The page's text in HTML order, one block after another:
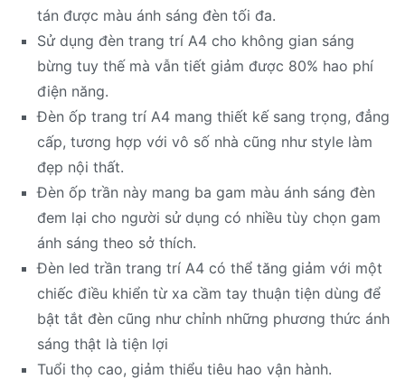
tán được màu ánh sáng đèn tối đa.
Sử dụng đèn trang trí A4 cho không gian sáng
bừng tuy thế mà vẫn tiết giảm được 80% hao phí
điện năng.
Đèn ốp trang trí A4 mang thiết kế sang trọng, đẳng
cấp, tương hợp với vô số nhà cũng như style làm
đẹp nội thất.
Đèn ốp trần này mang ba gam màu ánh sáng đèn
đem lại cho người sử dụng có nhiều tùy chọn gam
ánh sáng theo sở thích.
Đèn led trần trang trí A4 có thể tăng giảm với một
chiếc điều khiển từ xa cầm tay thuận tiện dùng để
bật tắt đèn cũng như chỉnh những phương thức ánh
sáng thật là tiện lợi
Tuổi thọ cao, giảm thiểu tiêu hao vận hành.